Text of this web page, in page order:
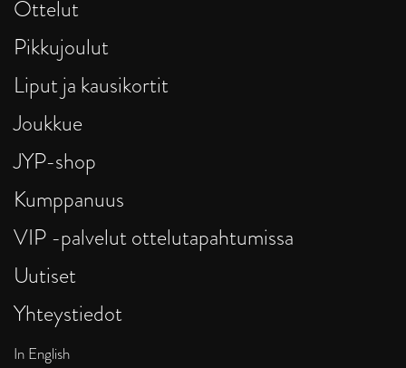
Ottelut
Pikkujoulut
Liput ja kausikortit
Joukkue
JYP-shop
Kumppanuus
VIP -palvelut ottelutapahtumissa
Uutiset
Yhteystiedot
In English